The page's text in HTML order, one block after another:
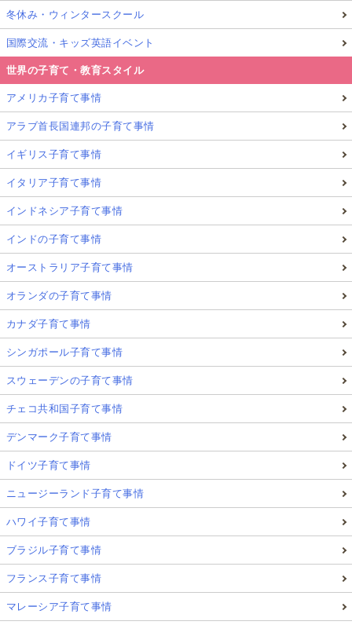
冬休み・ウィンタースクール
国際交流・キッズ英語イベント
世界の子育て・教育スタイル
アメリカ子育て事情
アラブ首長国連邦の子育て事情
イギリス子育て事情
イタリア子育て事情
インドネシア子育て事情
インドの子育て事情
オーストラリア子育て事情
オランダの子育て事情
カナダ子育て事情
シンガポール子育て事情
スウェーデンの子育て事情
チェコ共和国子育て事情
デンマーク子育て事情
ドイツ子育て事情
ニュージーランド子育て事情
ハワイ子育て事情
ブラジル子育て事情
フランス子育て事情
マレーシア子育て事情